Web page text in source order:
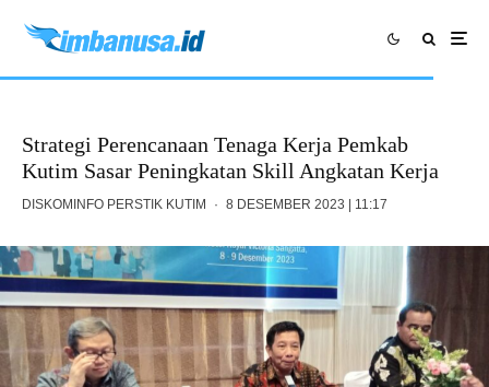
Strategi Perencanaan Tenaga Kerja Pemkab
Kutim Sasar Peningkatan Skill Angkatan Kerja
DISKOMINFO PERSTIK KUTIM · 8 DESEMBER 2023 | 11:17